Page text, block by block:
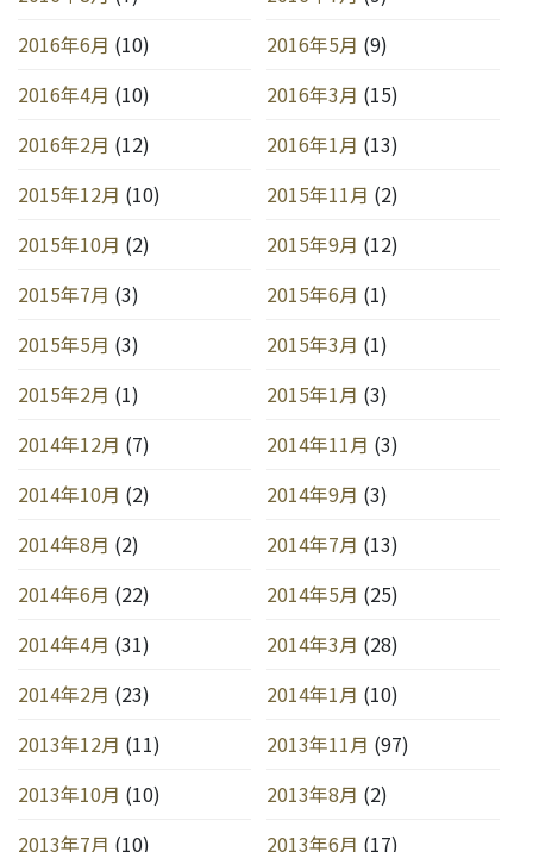
2016年6月 (10) 2016年5月 (9)
2016年4月 (10) 2016年3月 (15)
2016年2月 (12) 2016年1月 (13)
2015年12月 (10) 2015年11月 (2)
2015年10月 (2) 2015年9月 (12)
2015年7月 (3) 2015年6月 (1)
2015年5月 (3) 2015年3月 (1)
2015年2月 (1) 2015年1月 (3)
2014年12月 (7) 2014年11月 (3)
2014年10月 (2) 2014年9月 (3)
2014年8月 (2) 2014年7月 (13)
2014年6月 (22) 2014年5月 (25)
2014年4月 (31) 2014年3月 (28)
2014年2月 (23) 2014年1月 (10)
2013年12月 (11) 2013年11月 (97)
2013年10月 (10) 2013年8月 (2)
2013年7月 (10) 2013年6月 (17)